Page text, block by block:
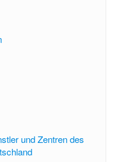
und Zentren des